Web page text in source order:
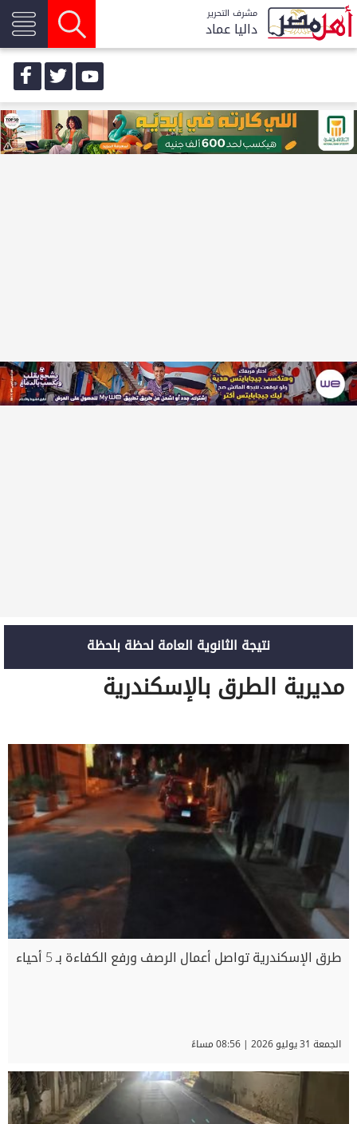
مشرف التحرير
داليا عماد
نتيجة الثانوية العامة لحظة بلحظة
مديرية الطرق بالإسكندرية
طرق الإسكندرية تواصل أعمال الرصف ورفع الكفاءة بـ 5 أحياء
الجمعة 31 يوليو 2026 | 08:56 مساءً